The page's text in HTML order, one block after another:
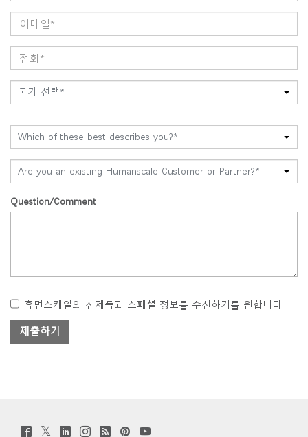
국가 선택*
Which of these best describes you?*
Are you an existing Humanscale Customer or Partner?*
Question/Comment
휴먼스케일의 신제품과 스페셜 정보를 수신하기를 원합니다.
FacebookTwitter LinkedInInstagramHumanscale
PinterstYouTube